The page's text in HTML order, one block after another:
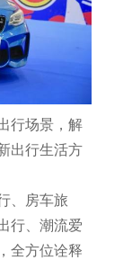
行场景，解
出行生活方
、房车旅
行、潮流爱
全方位诠释